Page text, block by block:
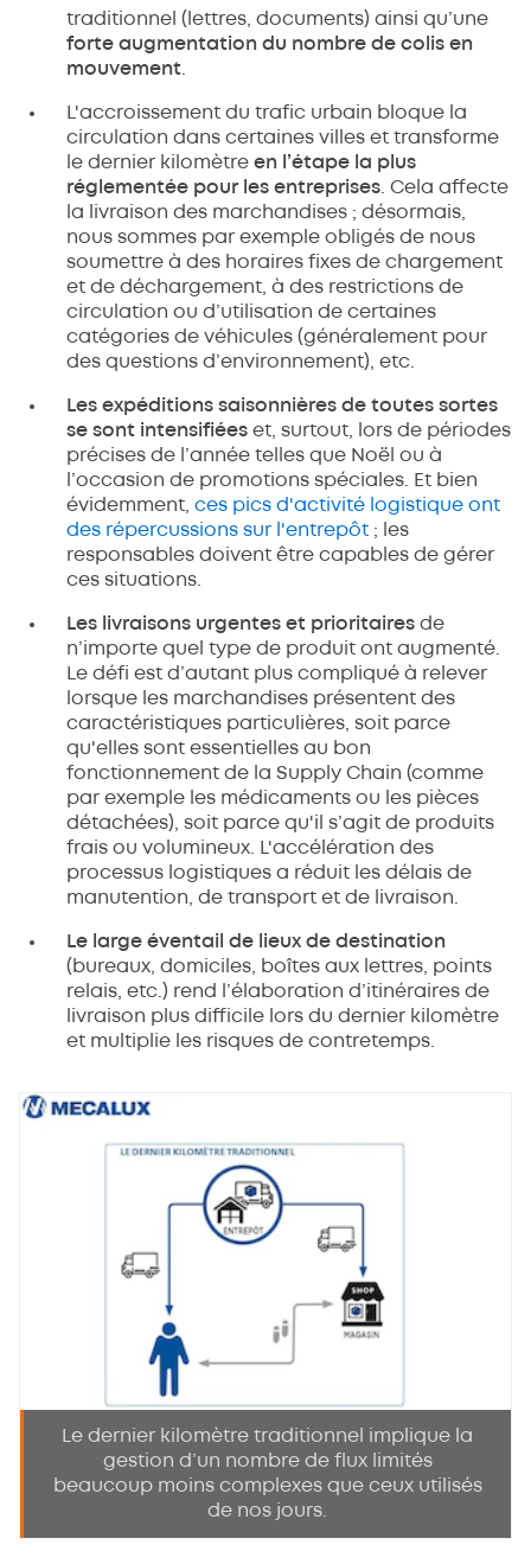
traditionnel (lettres, documents) ainsi qu’une
forte augmentation du nombre de colis en
mouvement.
L'accroissement du trafic urbain bloque la
circulation dans certaines villes et transforme
le dernier kilomètre en l’étape la plus
réglementée pour les entreprises. Cela affecte
la livraison des marchandises ; désormais,
nous sommes par exemple obligés de nous
soumettre à des horaires fixes de chargement
et de déchargement, à des restrictions de
circulation ou d’utilisation de certaines
catégories de véhicules (généralement pour
des questions d’environnement), etc.
Les expéditions saisonnières de toutes sortes
se sont intensifiées et, surtout, lors de périodes
précises de l’année telles que Noël ou à
l’occasion de promotions spéciales. Et bien
évidemment, ces pics d'activité logistique ont
des répercussions sur l'entrepôt ; les
responsables doivent être capables de gérer
ces situations.
Les livraisons urgentes et prioritaires de
n’importe quel type de produit ont augmenté.
Le défi est d’autant plus compliqué à relever
lorsque les marchandises présentent des
caractéristiques particulières, soit parce
qu'elles sont essentielles au bon
fonctionnement de la Supply Chain (comme
par exemple les médicaments ou les pièces
détachées), soit parce qu'il s’agit de produits
frais ou volumineux. L'accélération des
processus logistiques a réduit les délais de
manutention, de transport et de livraison.
Le large éventail de lieux de destination
(bureaux, domiciles, boîtes aux lettres, points
relais, etc.) rend l’élaboration d’itinéraires de
livraison plus difficile lors du dernier kilomètre
et multiplie les risques de contretemps.
Le dernier kilomètre traditionnel implique la
gestion d’un nombre de flux limités
beaucoup moins complexes que ceux utilisés
de nos jours.